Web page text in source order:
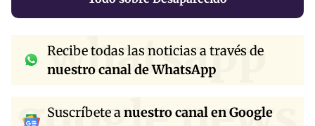
whatsapp
Recibe todas las noticias a través de
nuestro canal de WhatsApp
Suscríbete anuestro canal en Google